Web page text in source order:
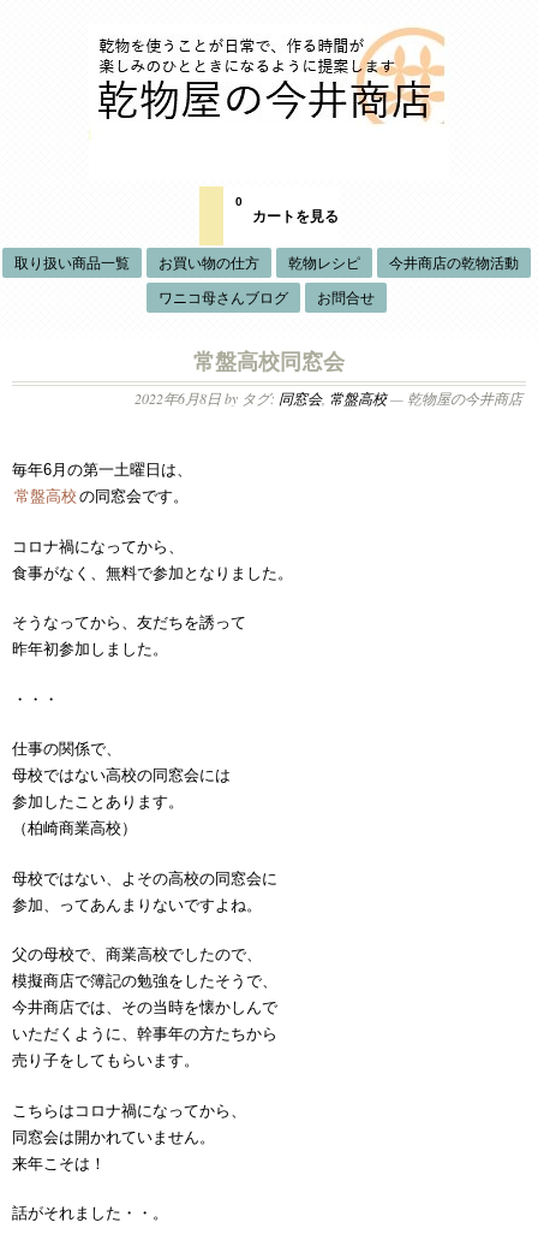
カートを見る
0
取り扱い商品一覧 お買い物の仕方 乾物レシピ 今井商店の乾物活動
ワニコ母さんブログ お問合せ
常盤高校同窓会
2022年6月8日by タグ: 同窓会, 常盤高校— 乾物屋の今井商店
毎年6月の第一土曜日は、
常盤高校 の同窓会です。
コロナ禍になってから、
食事がなく、無料で参加となりました。
そうなってから、友だちを誘って
昨年初参加しました。
・・・
仕事の関係で、
母校ではない高校の同窓会には
参加したことあります。
（柏崎商業高校）
母校ではない、よその高校の同窓会に
参加、ってあんまりないですよね。
父の母校で、商業高校でしたので、
模擬商店で簿記の勉強をしたそうで、
今井商店では、その当時を懐かしんで
いただくように、幹事年の方たちから
売り子をしてもらいます。
こちらはコロナ禍になってから、
同窓会は開かれていません。
来年こそは！
話がそれました・・。